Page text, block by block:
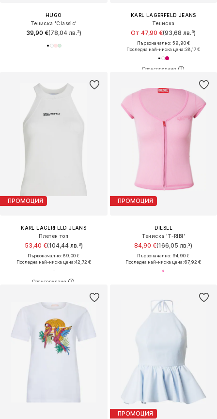
HUGO
Тениска 'Classic'
39,90 €(78,04 лв.³)
KARL LAGERFELD JEANS
Тениска
От 47,90 €(93,68 лв.³)
Първоначално: 59,90 €
Последна най-ниска цена:38,17 €
ПРОМОЦИЯ
KARL LAGERFELD JEANS
Плетен топ
53,40 €(104,44 лв.³)
Първоначално: 89,00 €
Последна най-ниска цена:42,72 €
ПРОМОЦИЯ
DIESEL
Тениска 'T-RIBI'
84,90 €(166,05 лв.³)
Първоначално: 94,90 €
Последна най-ниска цена:67,92 €
ПРОМОЦИЯ